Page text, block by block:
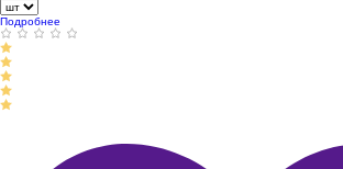
Подробнее